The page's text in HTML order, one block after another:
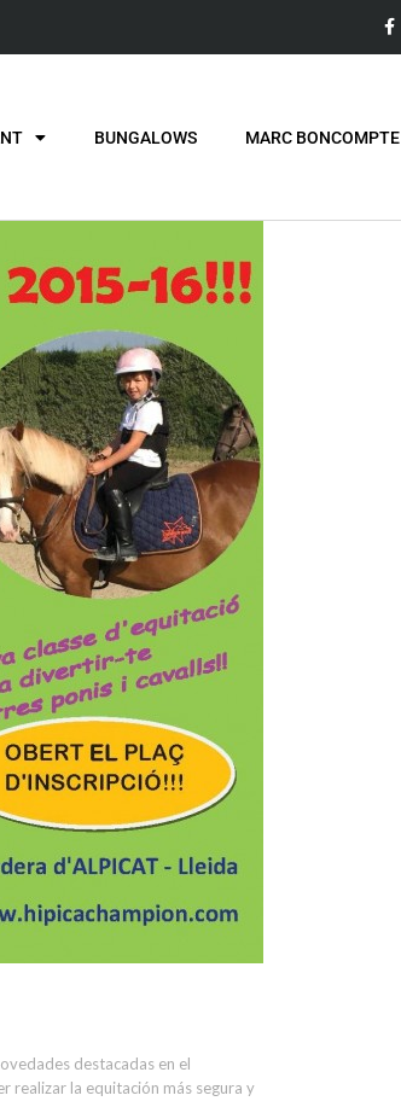
BUNGALOWS MARC BONCOMPTE
destacadas en el
realizar la equitación más segura y